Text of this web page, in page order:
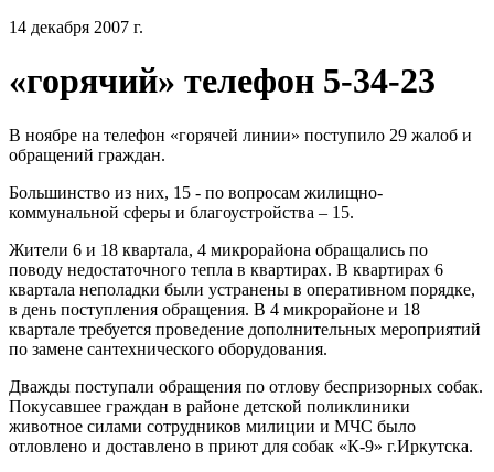
14 декабря 2007 г.
«горячий» телефон 5-34-23
В ноябре на телефон «горячей линии» поступило 29 жалоб и
обращений граждан.
Большинство из них, 15 - по вопросам жилищно-
коммунальной сферы и благоустройства – 15.
Жители 6 и 18 квартала, 4 микрорайона обращались по
поводу недостаточного тепла в квартирах. В квартирах 6
квартала неполадки были устранены в оперативном порядке,
в день поступления обращения. В 4 микрорайоне и 18
квартале требуется проведение дополнительных мероприятий
по замене сантехнического оборудования.
Дважды поступали обращения по отлову беспризорных собак.
Покусавшее граждан в районе детской поликлиники
животное силами сотрудников милиции и МЧС было
отловлено и доставлено в приют для собак «К-9» г.Иркутска.